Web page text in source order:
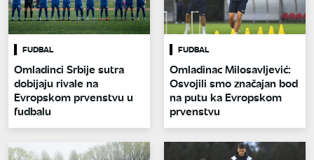
FUDBAL
Omladinci Srbije sutra
dobijaju rivale na
Evropskom prvenstvu u
fudbalu
FUDBAL
Omladinac Milosavljević:
Osvojili smo značajan bod
na putu ka Evropskom
prvenstvu